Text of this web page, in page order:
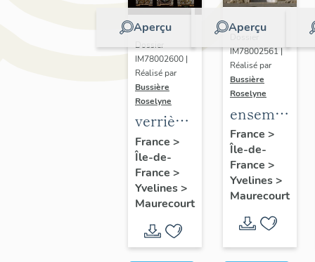
Aperçu
Dossier
IM78002600 |
Réalisé par
Bussière
Roselyne
verrières
(7)
France >
Île-de-
France >
Yvelines>
Maurecourt
Aperçu
IM78002561 |
Réalisé par
Bussière
Roselyne
ensemble
de 2
plaques
des
instituteurs
de Seine
et Oise
France >
Île-de-
France >
Yvelines>
Maurecourt